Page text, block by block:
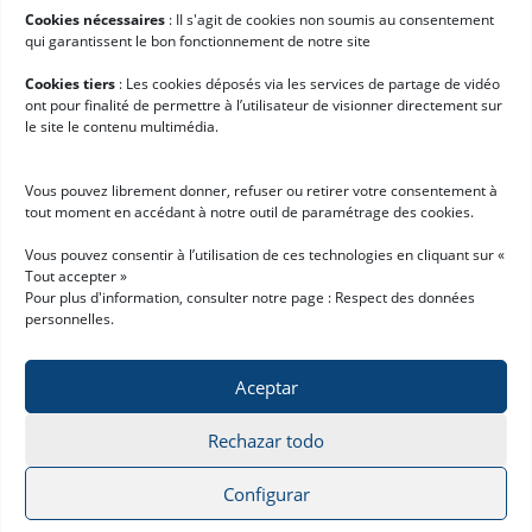
Cookies nécessaires : II s'agit de cookies non soumis au consentement
qui garantissent le bon fonctionnement de notre site
Cookies tiers : Les cookies déposés via les services de partage de vidéo
ont pour finalité de permettre à l’utilisateur de visionner directement sur
le site le contenu multimédia.
Vous pouvez librement donner, refuser ou retirer votre consentement à
tout moment en accédant à notre outil de paramétrage des cookies.
Vous pouvez consentir à l’utilisation de ces technologies en cliquant sur «
Tout accepter »
Pour plus d'information, consulter notre page : Respect des données
personnelles.
Aceptar
Rechazar todo
Configurar
Software de logística
Clientes
Trabaja con nosotros
Pide una demo
Política de cookies
Aviso legal
© 2026 Hardis Supply ChainAll rights reserved